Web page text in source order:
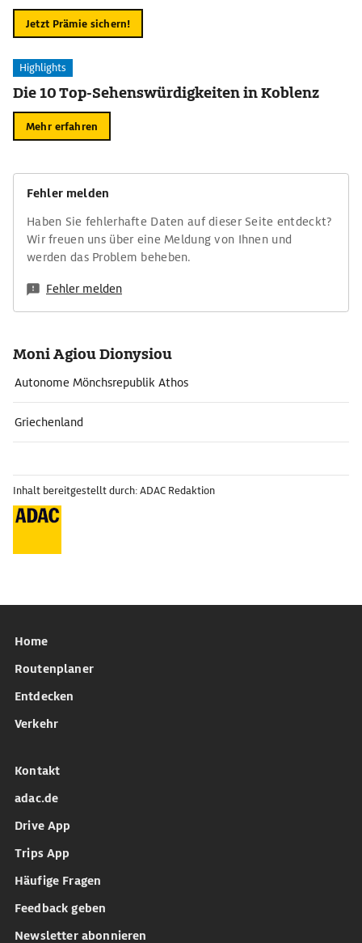
Jetzt Prämie sichern!
Highlights
Die 10 Top-Sehenswürdigkeiten in Koblenz
Mehr erfahren
Fehler melden
Haben Sie fehlerhafte Daten auf dieser Seite entdeckt?
Wir freuen uns über eine Meldung von Ihnen und
werden das Problem beheben.
Fehler melden
Moni Agiou Dionysiou
Autonome Mönchsrepublik Athos
Griechenland
Inhalt bereitgestellt durch: ADAC Redaktion
Home
Routenplaner
Entdecken
Verkehr
Kontakt
adac.de
Drive App
Trips App
Häufige Fragen
Feedback geben
Newsletter abonnieren